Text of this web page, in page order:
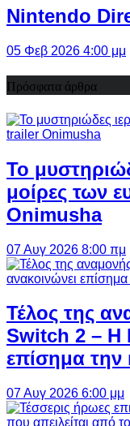
Nintendo
05 Φεβ 2026 4:00 μμ
Πρόσφατα άρθρα
Το
μοίρες των
Onimusha
07 Αυγ 2026 8:00 πμ
Τέλος της
Switch 2 – Η
επίσημα την
07 Αυγ 2026 6:00 μμ